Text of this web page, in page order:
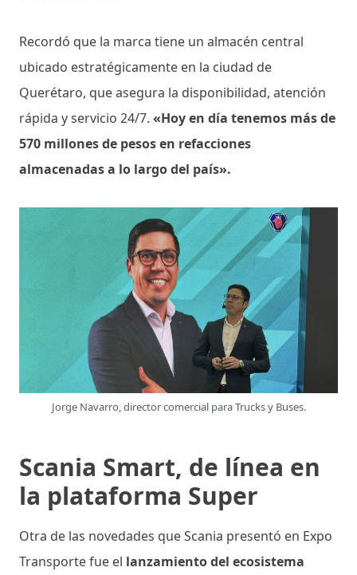
Recordó que la marca tiene un almacén central
ubicado estratégicamente en la ciudad de
Querétaro, que asegura la disponibilidad, atención
rápida y servicio 24/7. «Hoy en día tenemos más de
570 millones de pesos en refacciones
almacenadas a lo largo del país».
Jorge Navarro, director comercial para Trucks y Buses.
Scania Smart, de línea en
la plataforma Super
Otra de las novedades que Scania presentó en Expo
Transporte fue el lanzamiento del ecosistema